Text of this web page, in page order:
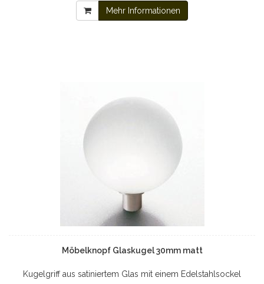
Mehr Informationen
Möbelknopf Glaskugel 30mm matt
Kugelgriff aus satiniertem Glas mit einem Edelstahlsockel